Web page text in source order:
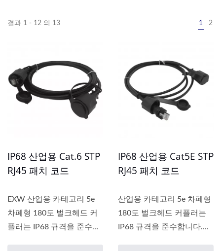
결과 1 - 12 의 13 1 2
IP68 산업용 Cat.6 STP
RJ45 패치 코드
EXW 산업용 카테고리 5e
차폐형 180도 벌크헤드 커
플러는 IP68 규격을 준수합
IP68 산업용 Cat5E STP
RJ45 패치 코드
산업용 카테고리 5e 차폐형
180도 벌크헤드 커플러는
IP68 규격을 준수합니다....